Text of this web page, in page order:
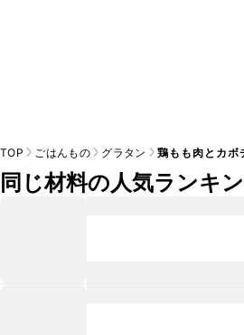
TOP ごはんもの グラタン 鶏もも肉とカボ
同じ材料の人気ランキ